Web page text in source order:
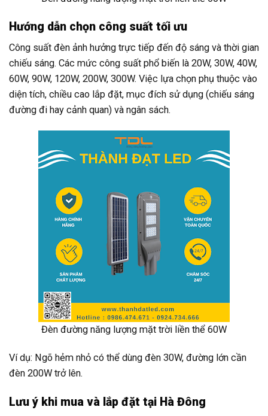
Hướng dẫn chọn công suất tối ưu
Công suất đèn ảnh hưởng trực tiếp đến độ sáng và thời gian
chiếu sáng. Các mức công suất phổ biến là 20W, 30W, 40W,
60W, 90W, 120W, 200W, 300W. Việc lựa chọn phụ thuộc vào
diện tích, chiều cao lắp đặt, mục đích sử dụng (chiếu sáng
đường đi hay cảnh quan) và ngân sách.
Đèn đường năng lượng mặt trời liền thể 60W
Ví dụ: Ngõ hẻm nhỏ có thể dùng đèn 30W, đường lớn cần
đèn 200W trở lên.
Lưu ý khi mua và lắp đặt tại Hà Đông